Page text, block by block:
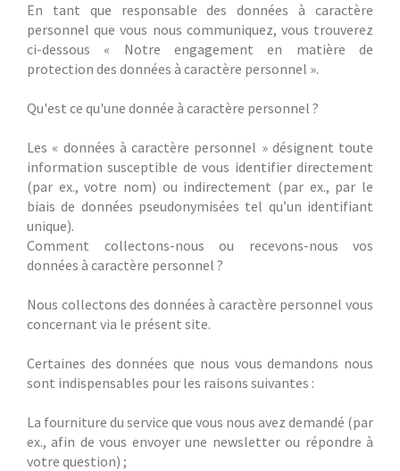
En tant que responsable des données à caractère
personnel que vous nous communiquez, vous trouverez
ci-dessous « Notre engagement en matière de
protection des données à caractère personnel ».
Qu'est ce qu'une donnée à caractère personnel ?
Les « données à caractère personnel » désignent toute
information susceptible de vous identifier directement
(par ex., votre nom) ou indirectement (par ex., par le
biais de données pseudonymisées tel qu’un identifiant
unique).
Comment collectons-nous ou recevons-nous vos
données à caractère personnel ?
Nous collectons des données à caractère personnel vous
concernant via le présent site.
Certaines des données que nous vous demandons nous
sont indispensables pour les raisons suivantes :
La fourniture du service que vous nous avez demandé (par
ex., afin de vous envoyer une newsletter ou répondre à
votre question) ;